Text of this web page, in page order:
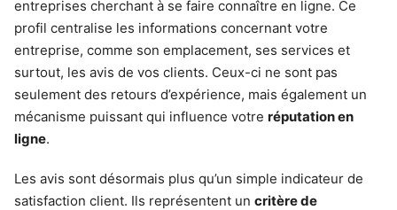
entreprises cherchant à se faire connaître en ligne. Ce
profil centralise les informations concernant votre
entreprise, comme son emplacement, ses services et
surtout, les avis de vos clients. Ceux-ci ne sont pas
seulement des retours d’expérience, mais également un
mécanisme puissant qui influence votre réputation en
ligne.
Les avis sont désormais plus qu’un simple indicateur de
satisfaction client. Ils représentent un critère de